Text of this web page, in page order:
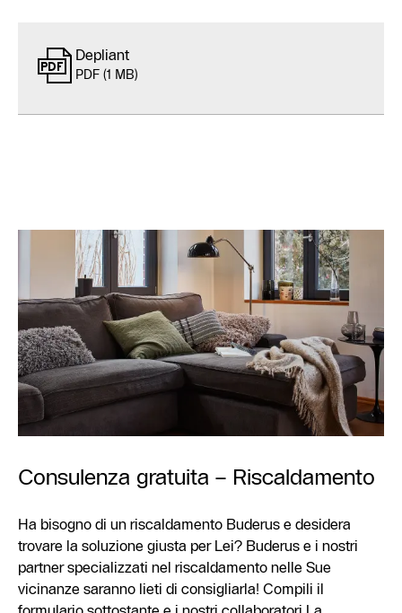
Depliant
PDF (1 MB)
Consulenza gratuita – Riscaldamento
Ha bisogno di un riscaldamento Buderus e desidera
trovare la soluzione giusta per Lei? Buderus e i nostri
partner specializzati nel riscaldamento nelle Sue
vicinanze saranno lieti di consigliarla! Compili il